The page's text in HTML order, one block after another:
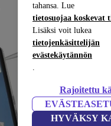
tahansa. Lue
tietosuojaa koskevat
Lisäksi voit lukea
tietojenkäsittelijän
evästekäytännön
.
Rajoitettu
HYVÄKSY